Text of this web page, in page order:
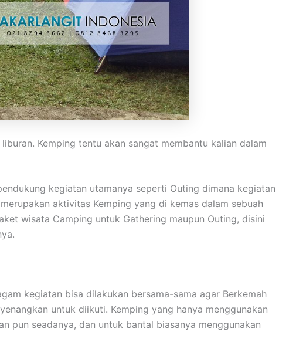
Kemping tentu akan sangat membantu kalian dalam
kegiatan utamanya seperti Outing dimana kegiatan
aktivitas Kemping yang di kemas dalam sebuah
wisata Camping untuk Gathering maupun Outing, disini
kegiatan bisa dilakukan bersama-sama agar Berkemah
untuk diikuti. Kemping yang hanya menggunakan
pun seadanya, dan untuk bantal biasanya menggunakan